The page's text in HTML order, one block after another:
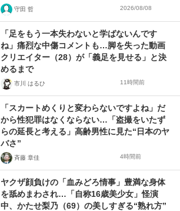
守田 哲 2026/08/08
「足をもう一本失わないと学ばないんです
ね」痛烈な中傷コメントも…脚を失った動画
クリエイター（28）が「義足を見せる」と決
めるまで
市川 はるひ 11時間前
「スカートめくりと変わらないですよね」だ
から性犯罪はなくならない…「盗撮をいたず
らの延長と考える」高齢男性に見た“日本のヤ
バさ”
斉藤 章佳 4時間前
ヤクザ顔負けの「血みどろ情事」豊満な身体
を舐めまわされ…「自称16歳美少女」怪演
中、かたせ梨乃（69）の美しすぎる“熟れ方”